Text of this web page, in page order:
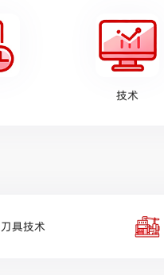
技术
刀具技术